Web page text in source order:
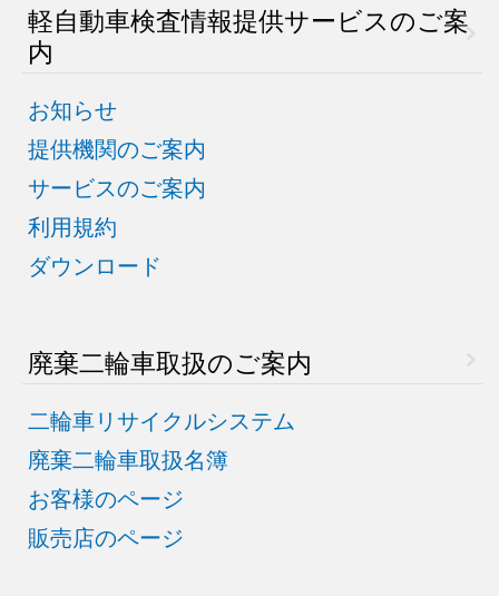
軽自動車検査情報提供サービスのご案
内
お知らせ
提供機関のご案内
サービスのご案内
利用規約
ダウンロード
廃棄二輪車取扱のご案内
二輪車リサイクルシステム
廃棄二輪車取扱名簿
お客様のページ
販売店のページ